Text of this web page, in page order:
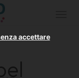
accettare